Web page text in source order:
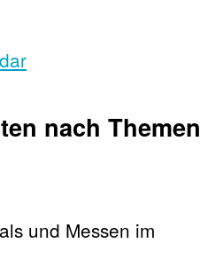
nach Themen
und Messen im